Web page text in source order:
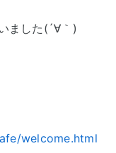
ました(´∀｀)
welcome.html